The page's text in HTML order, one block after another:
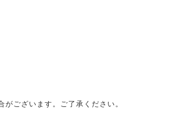
ございます。ご了承ください。